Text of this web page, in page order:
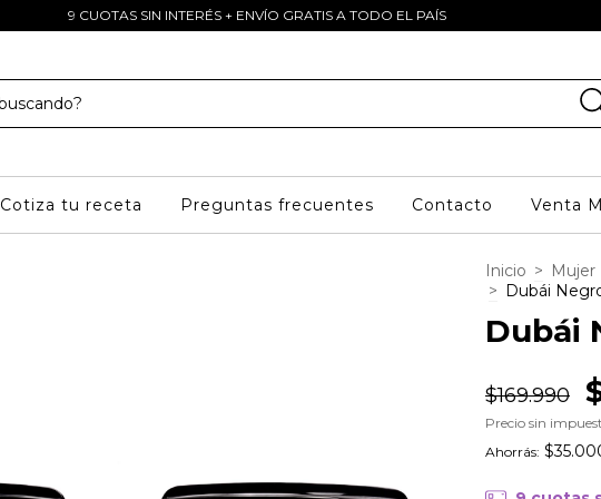
9 CUOTAS SIN INTERÉS + ENVÍO GRATIS A TODO EL PAÍS
Cotiza tu receta Preguntas frecuentes Contacto Venta
Inicio > Mujer
> Dubái
Dubái
$169.990
Precio sin
Ahorrás: